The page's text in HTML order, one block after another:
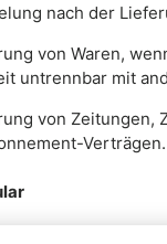
nach der
von Waren,
untrennbar mit
von
Verträgen.
wollen,